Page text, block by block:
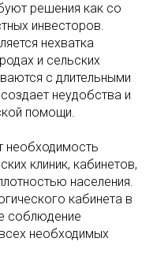
решения как со
инвесторов.
нехватка
и сельских
с длительными
неудобства и
помощи.
необходимость
клиник, кабинетов,
населения.
кабинета в
соблюдение
необходимых